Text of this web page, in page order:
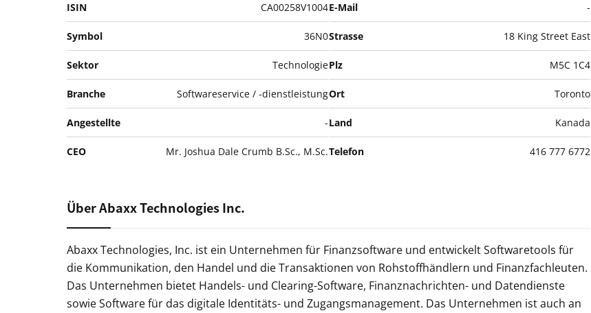
ISIN CA00258V1004
Symbol 36N0
Sektor Technologie
Branche Softwareservice / -dienstleistung
Angestellte -
CEO Mr. Joshua Dale Crumb B.Sc., M.Sc.
E-Mail -
Strasse 18 King Street East
Plz M5C 1C4
Ort Toronto
Land Kanada
Telefon 416 777 6772
Über Abaxx Technologies Inc.
Abaxx Technologies, Inc. ist ein Unternehmen für Finanzsoftware und entwickelt Softwaretools für
die Kommunikation, den Handel und die Transaktionen von Rohstoffhändlern und Finanzfachleuten.
Das Unternehmen bietet Handels- und Clearing-Software, Finanznachrichten- und Datendienste
sowie Software für das digitale Identitäts- und Zugangsmanagement. Das Unternehmen ist auch an